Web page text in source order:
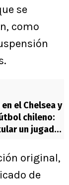
se
como
el Chelsea y
chileno:
un jugador
original,
de